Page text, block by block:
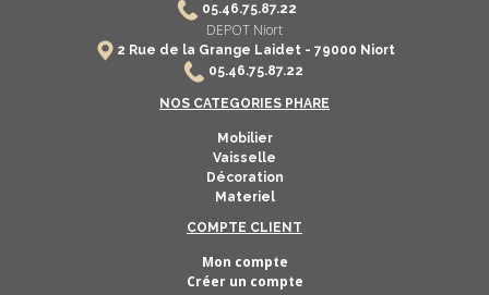
05.46.75.87.22
DEPOT Niort
2 Rue de la Grange Laidet - 79000 Niort
05.46.75.87.22
NOS CATEGORIES PHARE
Mobilier
Vaisselle
Décoration
Materiel
COMPTE CLIENT
Mon compte
Créer un compte